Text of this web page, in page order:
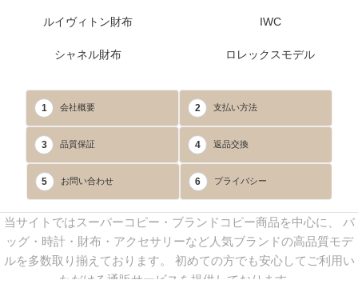
ルイヴィトン財布
シャネル財布
IWC
ロレックスモデル
1 会社概要 2 支払い方法
3 品質保証 4 返品交換
5 お問い合わせ 6 プライバシー
当サイトではスーパーコピー・ブランドコピー商品を中心に、 バ
ッグ・時計・財布・アクセサリーなど人気ブランドの高品質モデ
ルを多数取り揃えております。 初めての方でも安心してご利用い
ただける通販サービスを提供しております。